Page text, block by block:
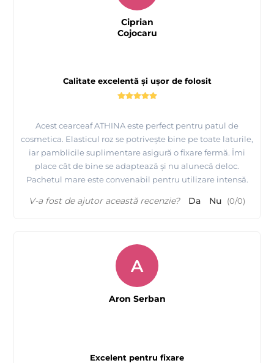
Calitate excelentă și ușor de folosit
Acest cearceaf ATHINA este perfect pentru patul de
cosmetica. Elasticul roz se potrivește bine pe toate laturile,
iar pamblicile suplimentare asigură o fixare fermă. Îmi
place cât de bine se adaptează și nu alunecă deloc.
Pachetul mare este convenabil pentru utilizare intensă.
Ciprian
Cojocaru
V-a fost de ajutor această recenzie? Da Nu (0/0)
Excelent pentru fixare
A
Aron Serban